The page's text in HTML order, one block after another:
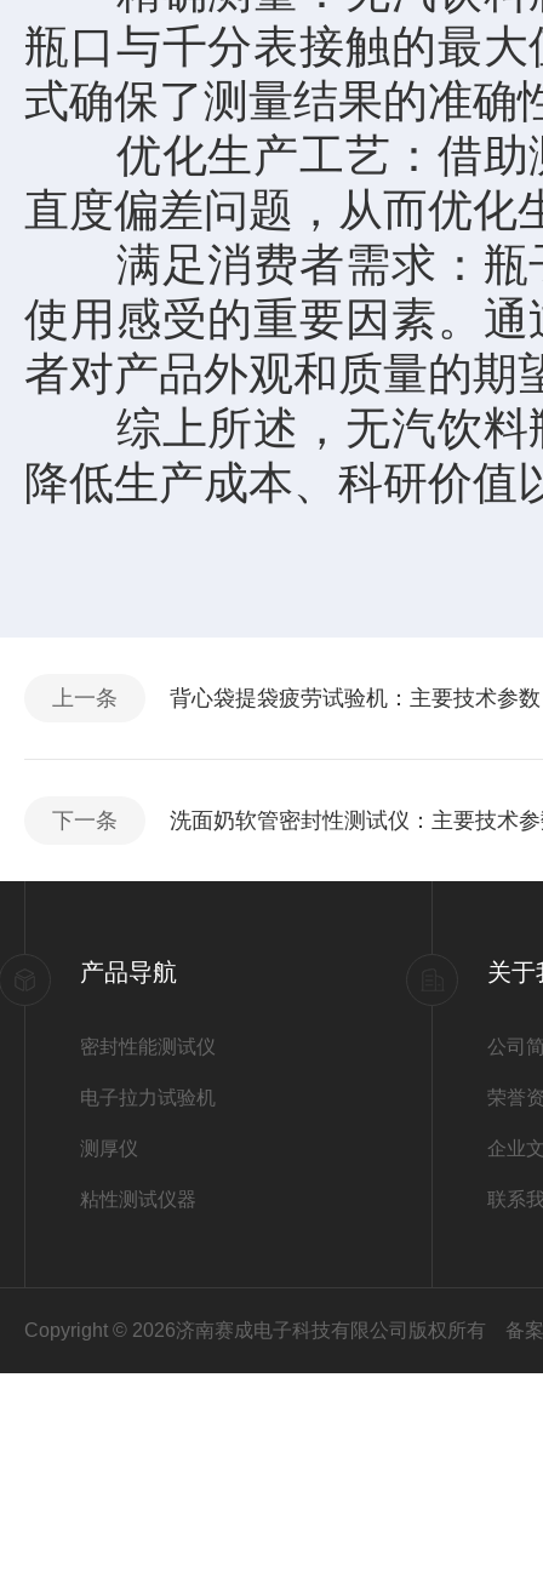
瓶口与千分表接触的最
式确保了测量结果的准确
优化生产工艺：借助
直度偏差问题，从而优化
满足消费者需求：瓶
使用感受的重要因素。
者对产品外观和质量的期
综上所述，无汽饮料
降低生产成本、科研价值
上一条 背心袋提袋疲劳试验机：主要技术参数
下一条 洗面奶软管密封性测试仪：主要技术
产品导航
密封性能测试仪
电子拉力试验机
测厚仪
粘性测试仪器
关于
公司
荣誉
企业
联系
Copyright © 2026济南赛成电子科技有限公司版权所有 备